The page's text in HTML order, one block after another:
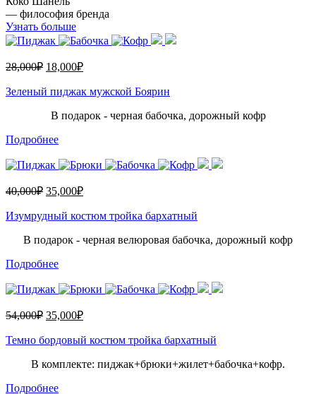
— философия бренда
Узнать больше
28,000₽ 18,000₽
Зеленый пиджак мужской Боярин
В подарок - черная бабочка, дорожный кофр
Подробнее
40,000₽ 35,000₽
Изумрудный костюм тройка бархатный
В подарок - черная велюровая бабочка, дорожный кофр
Подробнее
54,000₽ 35,000₽
Темно бордовый костюм тройка бархатный
В комплекте: пиджак+брюки+жилет+бабочка+кофр.
Подробнее